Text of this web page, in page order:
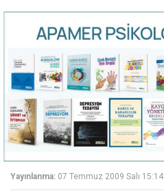
Yayınlanma: 07 Temmuz 2009 Salı 15:14